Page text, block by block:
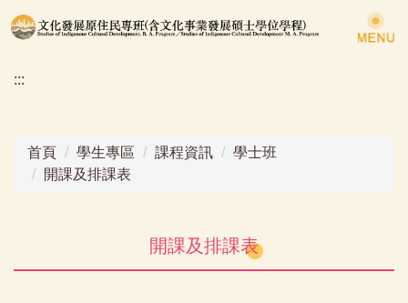
跳
到
要
:::
首頁 學生專區 課程資訊
學士班
開課及排課表
開課及排課表